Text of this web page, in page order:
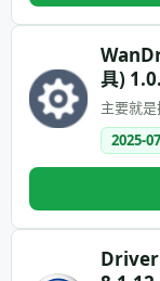
具)
主要就
2025-
Driver